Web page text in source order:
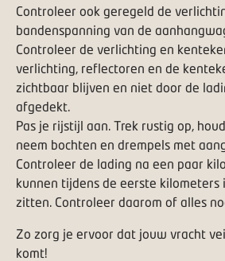
Controleer ook geregeld de
bandenspanning van de
Controleer de verlichting en
verlichting, reflectoren en de
zichtbaar blijven en niet door de
afgedekt.
Pas je rijstijl aan. Trek rustig op,
neem bochten en drempels met
Controleer de lading na een paar
kunnen tijdens de eerste kilometers
zitten. Controleer daarom of alles
Zo zorg je ervoor dat jouw vracht
komt!